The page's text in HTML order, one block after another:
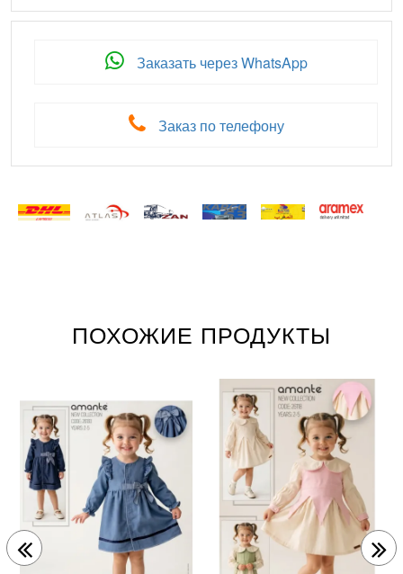
Заказать через WhatsApp
Заказ по телефону
ПОХОЖИЕ ПРОДУКТЫ